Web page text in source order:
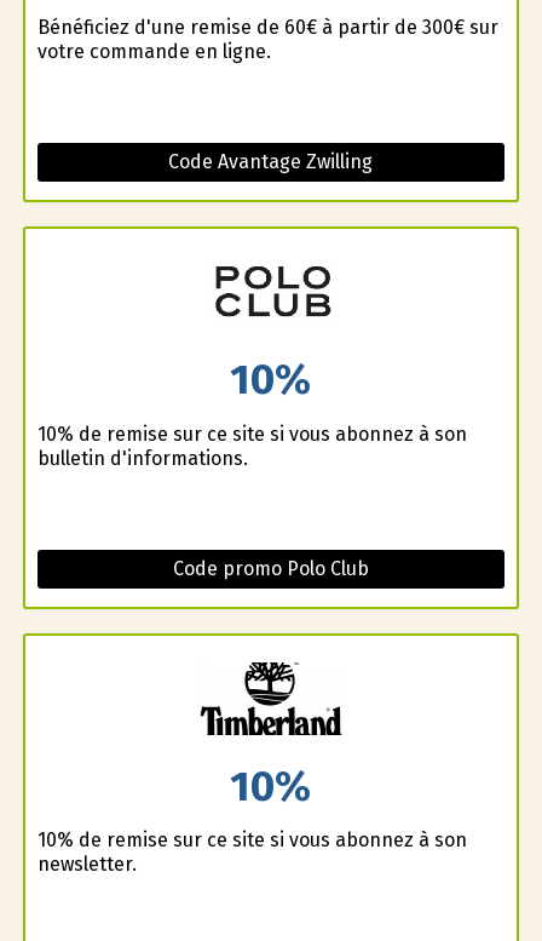
Bénéficiez d'une remise de 60€ à partir de 300€ sur
votre commande en ligne.
Code Avantage Zwilling
10%
10% de remise sur ce site si vous abonnez à son
bulletin d'informations.
Code promo Polo Club
10%
10% de remise sur ce site si vous abonnez à son
newsletter.